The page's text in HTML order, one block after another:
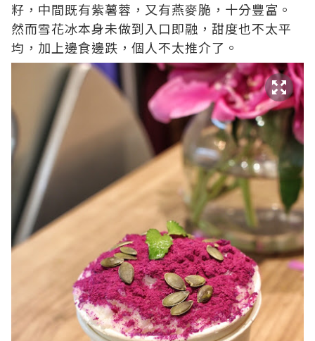
籽，中間既有紫薯蓉，又有燕麥脆，十分豐富。
然而雪花冰本身未做到入口即融，甜度也不太平
均，加上邊食邊跌，個人不太推介了。